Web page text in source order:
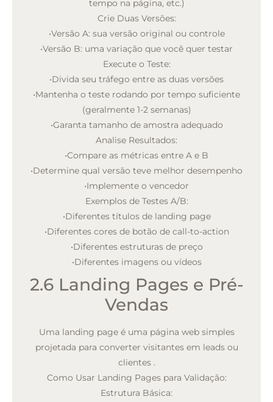
tempo na página, etc.)
Crie Duas Versões:
•Versão A: sua versão original ou controle
•Versão B: uma variação que você quer testar
Execute o Teste:
•Divida seu tráfego entre as duas versões
•Mantenha o teste rodando por tempo suficiente
(geralmente 1-2 semanas)
•Garanta tamanho de amostra adequado
Analise Resultados:
•Compare as métricas entre A e B
•Determine qual versão teve melhor desempenho
•Implemente o vencedor
Exemplos de Testes A/B:
•Diferentes títulos de landing page
•Diferentes cores de botão de call-to-action
•Diferentes estruturas de preço
•Diferentes imagens ou vídeos
2.6 Landing Pages e Pré-
Vendas
Uma landing page é uma página web simples
projetada para converter visitantes em leads ou
clientes .
Como Usar Landing Pages para Validação:
Estrutura Básica: